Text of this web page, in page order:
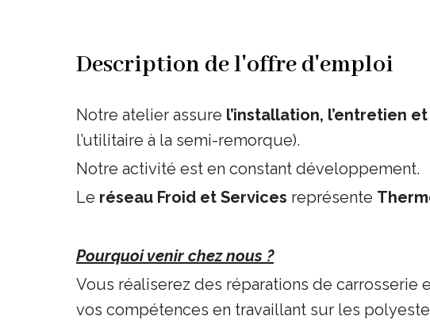
Description de l'offre d'emploi
Notre atelier assure l’installation, l’entretien
l’utilitaire à la semi-remorque).
Notre activité est en constant développement.
Le réseau Froid et Services représente
Pourquoi venir chez nous ?
Vous réaliserez des réparations de
vos compétences en travaillant sur les